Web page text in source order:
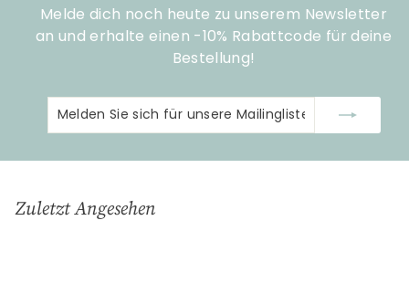
Melde dich noch heute zu unserem Newsletter
an und erhalte einen -10% Rabattcode für deine
Bestellung!
Melden
Sie
für
Abonnieren
Zuletzt Angesehen